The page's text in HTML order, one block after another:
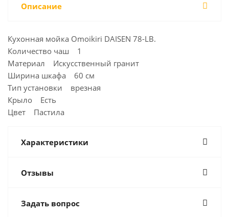
Описание
Кухонная мойка Omoikiri DAISEN 78-LB.
Количество чаш 1
Материал Искусственный гранит
Ширина шкафа 60 см
Тип установки врезная
Крыло Есть
Цвет Пастила
Характеристики
Отзывы
Задать вопрос